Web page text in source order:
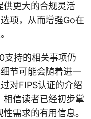
供更大的合规灵活
项，从而增强Go在
支持的相关事项仍
节可能会随着进一
对FIPS认证的介绍
相信读者已经初步掌
需求的有用信息。